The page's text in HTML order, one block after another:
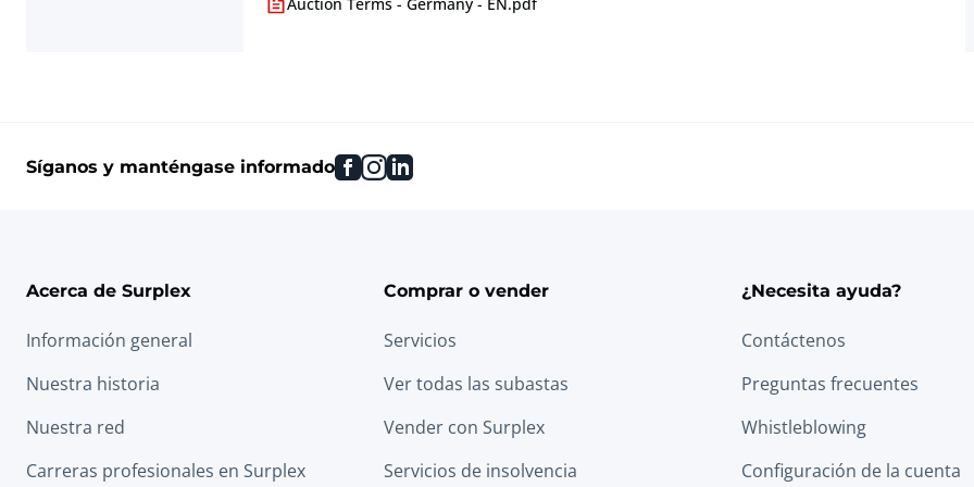
Auction Terms - Germany - EN.pdf
Síganos y manténgase informado facebook
instagram
linkedin
Acerca de Surplex
Información general
Nuestra historia
Nuestra red
Carreras profesionales en Surplex
Comprar o vender
Servicios
Ver todas las subastas
Vender con Surplex
Servicios de insolvencia
¿Necesita ayuda?
Contáctenos
Preguntas frecuentes
Whistleblowing
Configuración de la cuenta